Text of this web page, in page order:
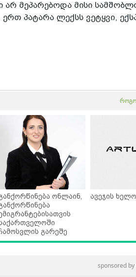
არ მეპარებოდა მისი
ერთ პატარა ლექსს ვეტყვი,
ონლაინ,
გარეშე
ავეჯის
sponsored by